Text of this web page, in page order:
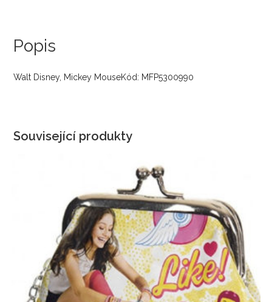
Popis
Walt Disney, Mickey MouseKód: MFP5300990
Související produkty